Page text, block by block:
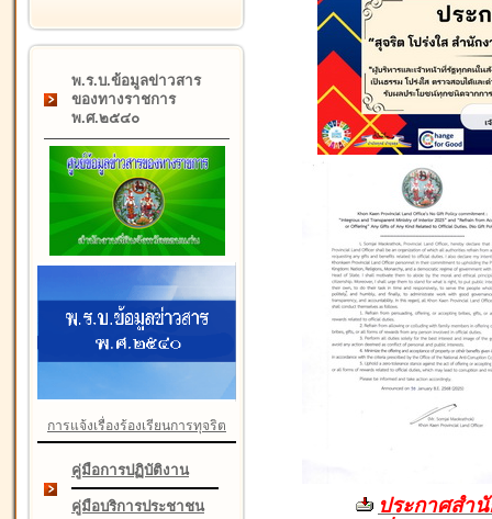
พ.ร.บ.ข้อมูลข่าวสาร
ของทางราชการ
พ.ศ.๒๕๔๐
การแจ้งเรื่องร้องเรียนการทุจริต
คู่มือการปฏิบัติงาน
คู่มือบริการประชาชน
ประกาศสำ